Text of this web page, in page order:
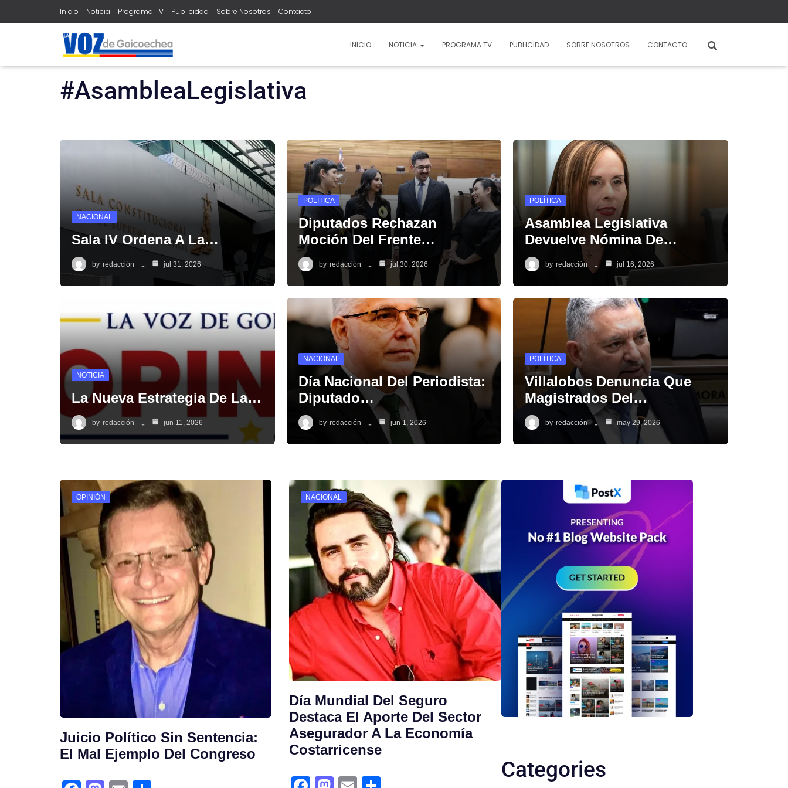
Inicio Noticia Programa TV Publicidad Sobre Nosotros Contacto
INICIO NOTICIA PROGRAMA TV PUBLICIDAD SOBRE NOSOTROS CONTACTO
home #asamblealegislativa
#AsambleaLegislativa
NACIONAL
Sala IV Ordena A La…
by redacción jul 31, 2026
POLÍTICA
Diputados Rechazan
Moción Del Frente…
by redacción jul 30, 2026
POLÍTICA
Asamblea Legislativa
Devuelve Nómina De…
by redacción jul 16, 2026
NOTICIA
La Nueva Estrategia De La…
by redacción jun 11, 2026
NACIONAL
Día Nacional Del Periodista:
Diputado…
by redacción jun 1, 2026
POLÍTICA
Villalobos Denuncia Que
Magistrados Del…
by redacción may 29, 2026
OPINIÓN
Juicio Político Sin Sentencia:
El Mal Ejemplo Del Congreso
NACIONAL
Día Mundial Del Seguro
Destaca El Aporte Del Sector
Asegurador A La Economía
Costarricense
Categories